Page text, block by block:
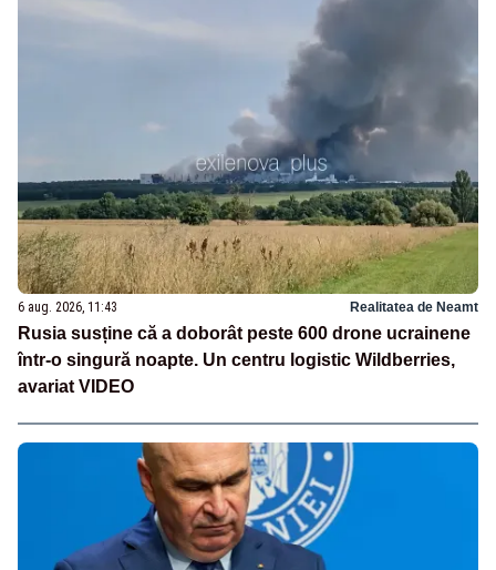
6 aug. 2026, 11:43 Realitatea de Neamt
Rusia susține că a doborât peste 600 drone ucrainene
într-o singură noapte. Un centru logistic Wildberries,
avariat VIDEO